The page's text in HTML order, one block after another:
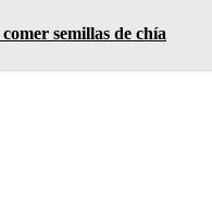
semillas de chía